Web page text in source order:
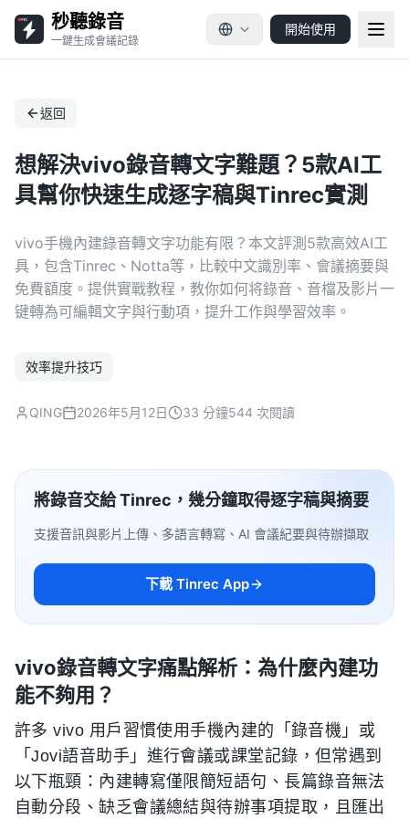
秒聽錄音
一鍵生成會議記錄
開始使用
返回
想解決vivo錄音轉文字難題？5款AI工
具幫你快速生成逐字稿與Tinrec實測
vivo手機內建錄音轉文字功能有限？本文評測5款高效AI工
具，包含Tinrec、Notta等，比較中文識別率、會議摘要與
免費額度。提供實戰教程，教你如何将錄音、音檔及影片一
键轉為可編輯文字與行動項，提升工作與學習效率。
效率提升技巧
QING 2026年5月12日 33 分鐘544 次閱讀
將錄音交給 Tinrec，幾分鐘取得逐字稿與摘要
支援音訊與影片上傳、多語言轉寫、AI 會議紀要與待辦擷取
下載 Tinrec App
vivo錄音轉文字痛點解析：為什麼內建功
能不夠用？
許多 vivo 用戶習慣使用手機內建的「錄音機」或
「Jovi語音助手」進行會議或課堂記錄，但常遇到
以下瓶頸：內建轉寫僅限簡短語句、長篇錄音無法
自動分段、缺乏會議總結與待辦事項提取，且匯出